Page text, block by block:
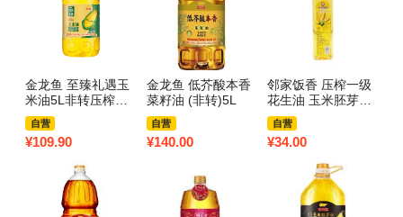
金龙鱼 至臻礼遇玉
米油5L非转压榨食
用油植物油大桶装
自营
¥109.90
金龙鱼 低芥酸本香
菜籽油 (非转)5L
自营
¥140.00
邻家饭香 压榨一级
花生油 玉米胚芽油
葵花籽油 调和油 菜
籽油 大豆油 压榨一
级玉米胚芽油500m
自营
¥34.00